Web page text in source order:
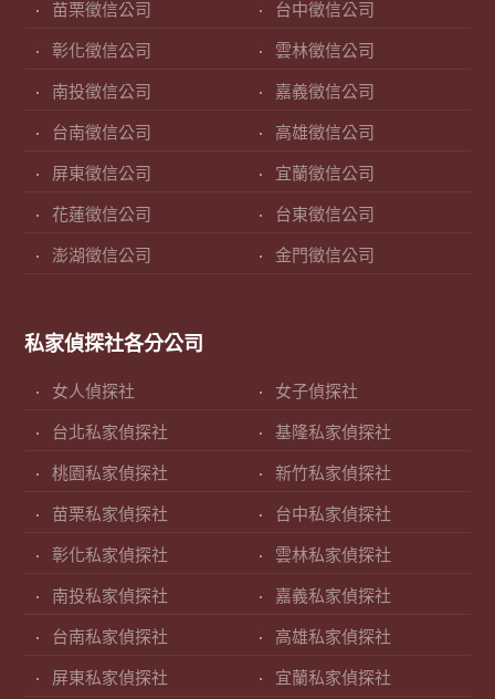
苗栗徵信公司 台中徵信公司
彰化徵信公司 雲林徵信公司
南投徵信公司 嘉義徵信公司
台南徵信公司 高雄徵信公司
屏東徵信公司 宜蘭徵信公司
花蓮徵信公司 台東徵信公司
澎湖徵信公司 金門徵信公司
私家偵探社各分公司
女人偵探社 女子偵探社
台北私家偵探社 基隆私家偵探社
桃園私家偵探社 新竹私家偵探社
苗栗私家偵探社 台中私家偵探社
彰化私家偵探社 雲林私家偵探社
南投私家偵探社 嘉義私家偵探社
台南私家偵探社 高雄私家偵探社
屏東私家偵探社 宜蘭私家偵探社